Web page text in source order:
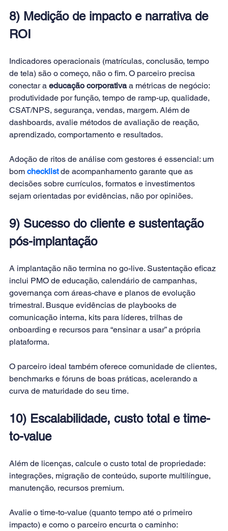
8) Medição de impacto e narrativa de
ROI
Indicadores operacionais (matrículas, conclusão, tempo
de tela) são o começo, não o fim. O parceiro precisa
conectar a educação corporativa a métricas de negócio:
produtividade por função, tempo de ramp-up, qualidade,
CSAT/NPS, segurança, vendas, margem. Além de
dashboards, avalie métodos de avaliação de reação,
aprendizado, comportamento e resultados.
Adoção de ritos de análise com gestores é essencial: um
bom checklist de acompanhamento garante que as
decisões sobre currículos, formatos e investimentos
sejam orientadas por evidências, não por opiniões.
9) Sucesso do cliente e sustentação
pós-implantação
A implantação não termina no go-live. Sustentação eficaz
inclui PMO de educação, calendário de campanhas,
governança com áreas-chave e planos de evolução
trimestral. Busque evidências de playbooks de
comunicação interna, kits para líderes, trilhas de
onboarding e recursos para “ensinar a usar” a própria
plataforma.
O parceiro ideal também oferece comunidade de clientes,
benchmarks e fóruns de boas práticas, acelerando a
curva de maturidade do seu time.
10) Escalabilidade, custo total e time-
to-value
Além de licenças, calcule o custo total de propriedade:
integrações, migração de conteúdo, suporte multilíngue,
manutenção, recursos premium.
Avalie o time-to-value (quanto tempo até o primeiro
impacto) e como o parceiro encurta o caminho: